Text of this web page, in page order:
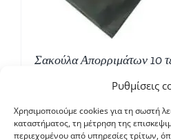
Ρυθμίσεις
Χρησιμοποιούμε cookies για τη σωστή
καταστήματος, τη μέτρηση της
περιεχομένου από υπηρεσίες τρίτων,
Σακούλα Απορριμάτων 10